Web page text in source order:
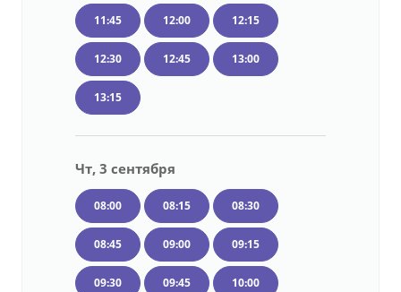
11:45 12:00 12:15
12:30 12:45 13:00
13:15
Чт, 3 сентября
08:00 08:15 08:30
08:45 09:00 09:15
09:30 09:45 10:00